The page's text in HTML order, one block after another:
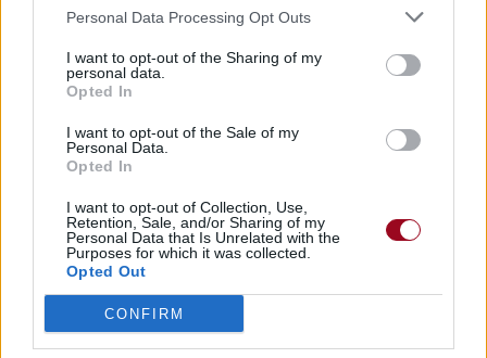
Personal Data Processing Opt Outs
I want to opt-out of the Sharing of my
personal data.
Opted In
I want to opt-out of the Sale of my
Personal Data.
Opted In
I want to opt-out of Collection, Use,
Retention, Sale, and/or Sharing of my
Personal Data that Is Unrelated with the
Purposes for which it was collected.
Opted Out
CONFIRM
live solo tour)»
Concert/Live Concert/Live Concert/Live
Paroles + Traduction
Commentaires